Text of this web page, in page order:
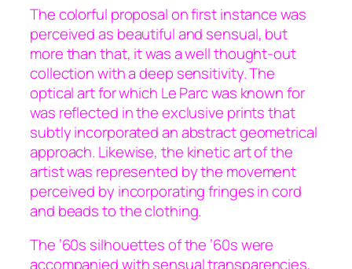
The colorful proposal on first instance was
perceived as beautiful and sensual, but
more than that, it was a well thought-out
collection with a deep sensitivity. The
optical art for which Le Parc was known for
was reflected in the exclusive prints that
subtly incorporated an abstract geometrical
approach. Likewise, the kinetic art of the
artist was represented by the movement
perceived by incorporating fringes in cord
and beads to the clothing.
The ’60s silhouettes of the ’60s were
accompanied with sensual transparencies,